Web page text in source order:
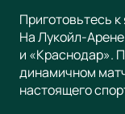
Приготовьтесь
На Лукойл-
и «Краснодар».
динамичном
настоящего